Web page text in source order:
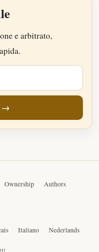
e arbitrato,
→
Ownership Authors
Italiano Nederlands